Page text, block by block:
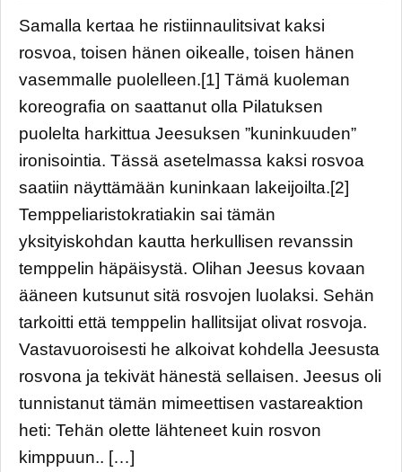
Samalla kertaa he ristiinnaulitsivat kaksi
rosvoa, toisen hänen oikealle, toisen hänen
vasemmalle puolelleen.[1] Tämä kuoleman
koreografia on saattanut olla Pilatuksen
puolelta harkittua Jeesuksen ”kuninkuuden”
ironisointia. Tässä asetelmassa kaksi rosvoa
saatiin näyttämään kuninkaan lakeijoilta.[2]
Temppeliaristokratiakin sai tämän
yksityiskohdan kautta herkullisen revanssin
temppelin häpäisystä. Olihan Jeesus kovaan
ääneen kutsunut sitä rosvojen luolaksi. Sehän
tarkoitti että temppelin hallitsijat olivat rosvoja.
Vastavuoroisesti he alkoivat kohdella Jeesusta
rosvona ja tekivät hänestä sellaisen. Jeesus oli
tunnistanut tämän mimeettisen vastareaktion
heti: Tehän olette lähteneet kuin rosvon
kimppuun.. […]